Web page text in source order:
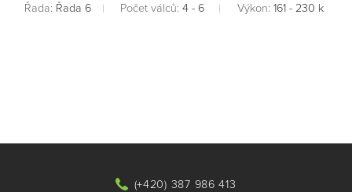
Řada: Řada 6 Počet válců: 4 - 6 Výkon: 161 - 230 k
(+420) 387 986 413